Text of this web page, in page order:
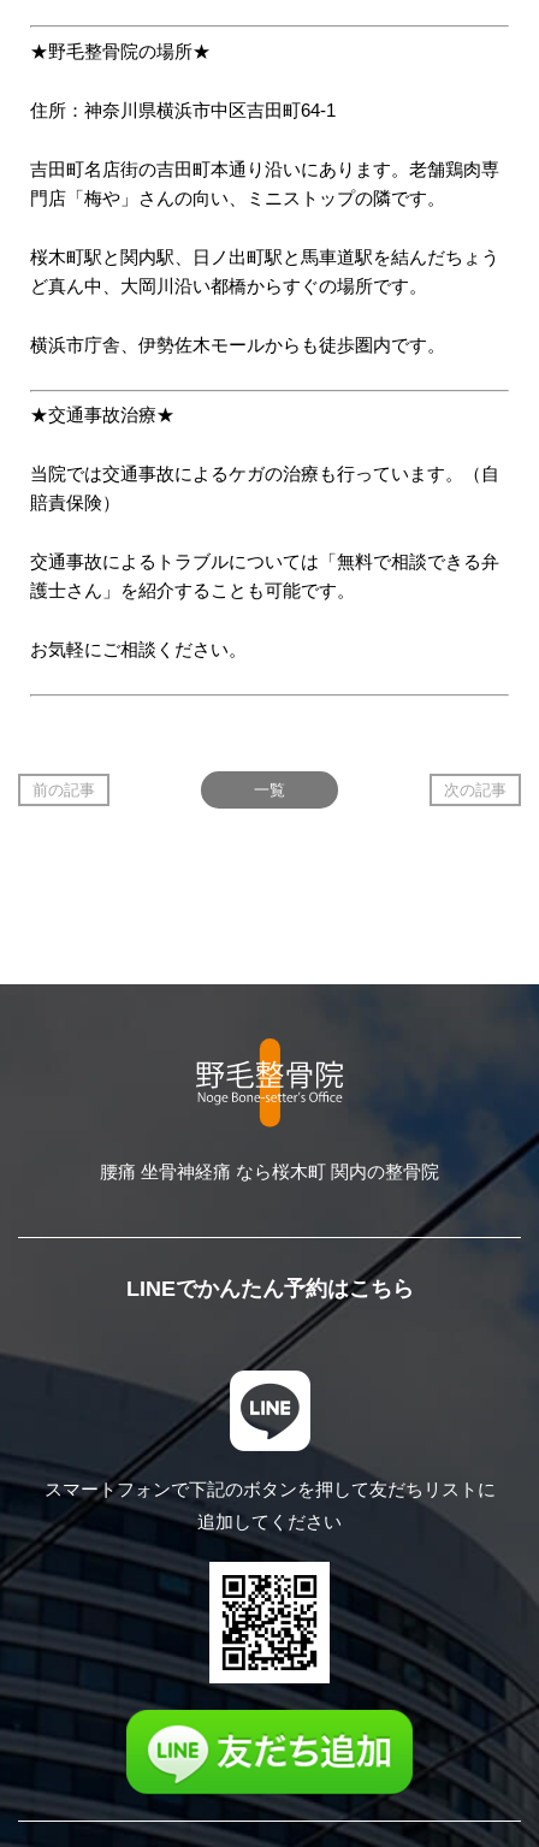
★野毛整骨院の場所★
住所：神奈川県横浜市中区吉田町64-1
吉田町名店街の吉田町本通り沿いにあります。老舗鶏肉専
門店「梅や」さんの向い、ミニストップの隣です。
桜木町駅と関内駅、日ノ出町駅と馬車道駅を結んだちょう
ど真ん中、大岡川沿い都橋からすぐの場所です。
横浜市庁舎、伊勢佐木モールからも徒歩圏内です。
★交通事故治療★
当院では交通事故によるケガの治療も行っています。（自
賠責保険）
交通事故によるトラブルについては「無料で相談できる弁
護士さん」を紹介することも可能です。
お気軽にご相談ください。
前の記事 一覧 次の記事
腰痛 坐骨神経痛 なら桜木町 関内の整骨院
LINEでかんたん予約はこちら
スマートフォンで下記のボタンを押して友だちリストに
追加してください